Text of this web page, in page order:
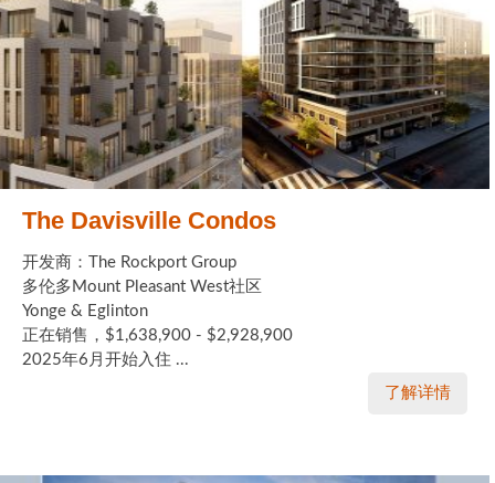
The Davisville Condos
开发商：The Rockport Group
多伦多Mount Pleasant West社区
Yonge & Eglinton
正在销售，$1,638,900 - $2,928,900
2025年6月开始入住 ...
了解详情